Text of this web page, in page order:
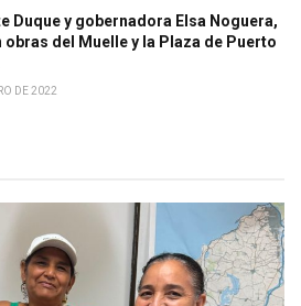
Duque y gobernadora Elsa Noguera,
obras del Muelle y la Plaza de Puerto
DE 2022